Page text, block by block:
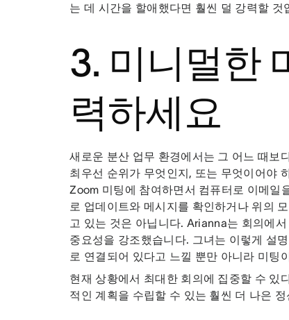
는 데 시간을 할애했다면 훨씬 덜 강력할 것
3. 미니멀한
력하세요
새로운 분산 업무 환경에서는 그 어느 때보
최우선 순위가 무엇인지, 또는 무엇이어야
Zoom 미팅에 참여하면서 컴퓨터로 이메일
로 업데이트와 메시지를 확인하거나 위의
고 있는 것은 아닙니다. Arianna는 회의에
중요성을 강조했습니다. 그녀는 이렇게 설
로 연결되어 있다고 느낄 뿐만 아니라 미팅
현재 상황에서 최대한 회의에 집중할 수 있
적인 계획을 수립할 수 있는 훨씬 더 나은